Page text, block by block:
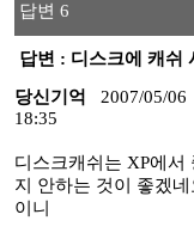
답변 6
답변 : 디스크에 캐쉬
당신기억
2007/05/06
18:35
디스크캐쉬는 XP에서
지 안하는 것이 좋겠
이니